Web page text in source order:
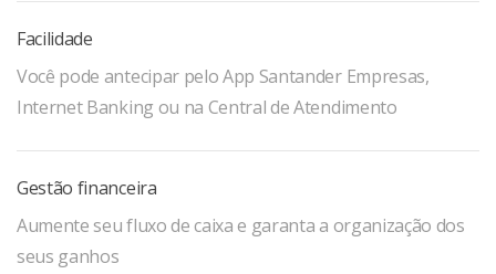
Facilidade
Você pode antecipar pelo App Santander Empresas,
Internet Banking ou na Central de Atendimento
Gestão financeira
Aumente seu fluxo de caixa e garanta a organização dos
seus ganhos